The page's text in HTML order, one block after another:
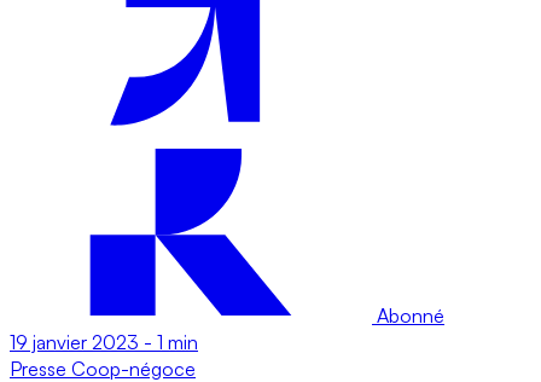
Abonné
19 janvier 2023 - 1 min
Presse Coop-négoce